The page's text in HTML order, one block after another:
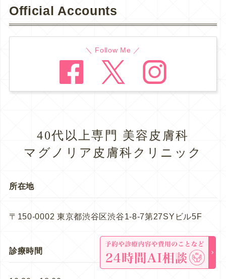
Official Accounts
＼ Follow Me ／
40代以上専門 美容皮膚科
マグノリア皮膚科クリニック
所在地
〒150-0002 東京都渋谷区渋谷1-8-7第27SYビル5F
診療時間